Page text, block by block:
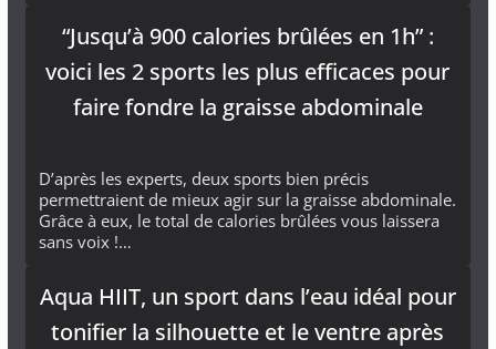
“Jusqu’à 900 calories brûlées en 1h” :
voici les 2 sports les plus efficaces pour
faire fondre la graisse abdominale
D’après les experts, deux sports bien précis
permettraient de mieux agir sur la graisse abdominale.
Grâce à eux, le total de calories brûlées vous laissera
sans voix !…
Aqua HIIT, un sport dans l’eau idéal pour
tonifier la silhouette et le ventre après